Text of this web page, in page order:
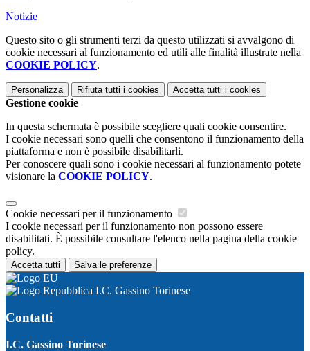
Notizie
Questo sito o gli strumenti terzi da questo utilizzati si avvalgono di
cookie necessari al funzionamento ed utili alle finalità illustrate nella
COOKIE POLICY.
Personalizza Rifiuta tutti i cookies Accetta tutti i cookies
Gestione cookie
In questa schermata è possibile scegliere quali cookie consentire.
I cookie necessari sono quelli che consentono il funzionamento della
piattaforma e non è possibile disabilitarli.
Per conoscere quali sono i cookie necessari al funzionamento potete
visionare la COOKIE POLICY.
Cookie necessari per il funzionamento
I cookie necessari per il funzionamento non possono essere
disabilitati. È possibile consultare l'elenco nella pagina della cookie
policy.
Accetta tutti Salva le preferenze
I.C. Gassino Torinese
Contatti
I.C. Gassino Torinese